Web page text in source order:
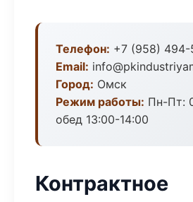
Телефон: +7 (958)
Email:
Город: Омск
Режим работы: Пн-Пт:
обед 13:00-14:00
Контрактное